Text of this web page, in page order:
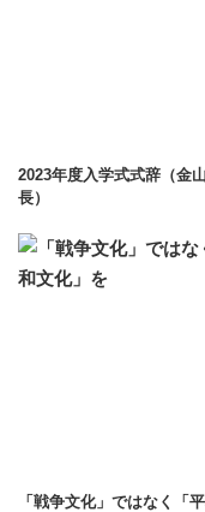
2023年度入学式式辞（金
長）
「戦争文化」ではなく「